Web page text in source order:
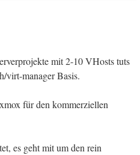
mit 2-10 VHosts tuts
virt-manager Basis.
für den kommerziellen
es geht mit um den rein